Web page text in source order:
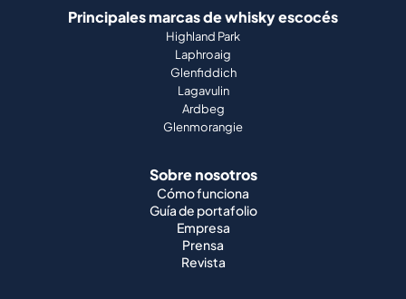
Principales marcas de whisky escocés
Highland Park
Laphroaig
Glenfiddich
Lagavulin
Ardbeg
Glenmorangie
Sobre nosotros
Cómo funciona
Guía de portafolio
Empresa
Prensa
Revista